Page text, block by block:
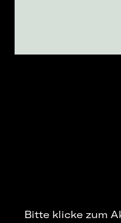
Bitte klicke zum